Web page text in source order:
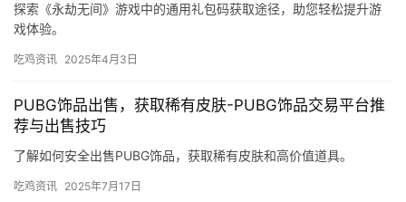
探索《永劫无间》游戏中的通用礼包码获取途径，助您轻松提升游
戏体验。
吃鸡资讯 2025年4月3日
PUBG饰品出售，获取稀有皮肤-PUBG饰品交易平台推
荐与出售技巧
了解如何安全出售PUBG饰品，获取稀有皮肤和高价值道具。
吃鸡资讯 2025年7月17日